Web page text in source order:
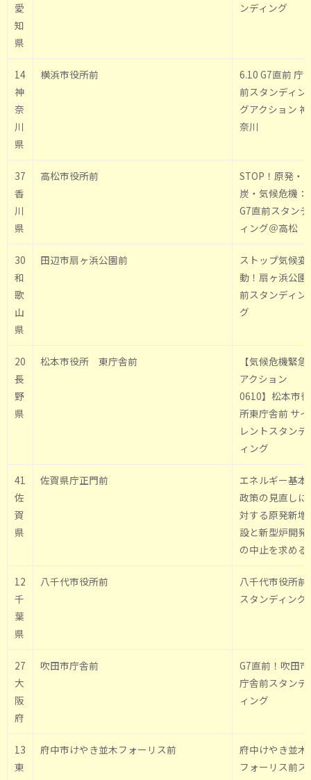
愛
知
県
ンディング
14
神
奈
川
県
横浜市役所前
6.10 G7直前 庁
前スタンディン
グアクション 神
奈川
37
香
川
県
高松市役所前
STOP！原発・
炭・気候危機：
G7直前スタンデ
ィング＠高松
30
和
歌
山
県
田辺市扇ヶ浜公園前
ストップ気候変
動！扇ヶ浜公園
前スタンディン
グ
20
長
野
県
松本市役所 東庁舎前
【気候危機緊急
アクション
0610】松本市役
所東庁舎前 サイ
レントスタンデ
ィング
41
佐
賀
県
佐賀県庁正門前
エネルギー基本
政策の見直しに
対する原発新増
設と新型炉開発
の中止を求める
12
千
葉
県
八千代市役所前
八千代市役所前
スタンディング
27
大
阪
府
吹田市庁舎前
G7直前！吹田市
庁舎前スタンデ
ィング
13
東
府中市けやき並木フォーリス前
府中けやき並木
フォーリス前ス